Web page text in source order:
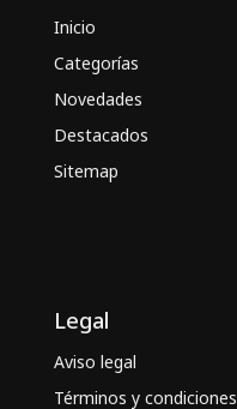
Inicio
Categorías
Novedades
Destacados
Sitemap
Legal
Aviso legal
Términos y condiciones